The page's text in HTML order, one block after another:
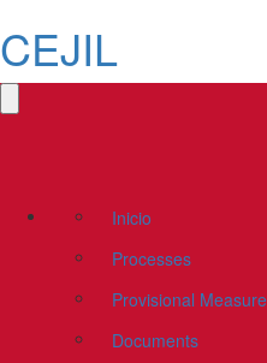
CEJIL
Inicio
Processes
Provisional Measure
Documents